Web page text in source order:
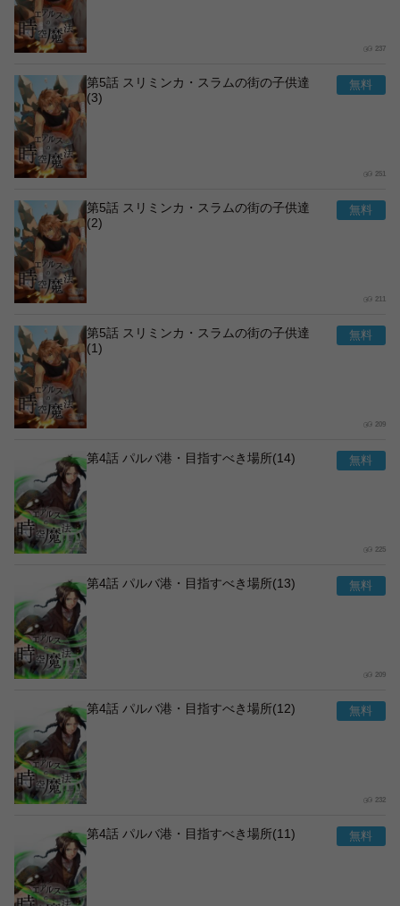
237
第5話 スリミンカ・スラムの街の子供達
(3)
251
第5話 スリミンカ・スラムの街の子供達
(2)
211
第5話 スリミンカ・スラムの街の子供達
(1)
209
第4話 パルバ港・目指すべき場所(14)
225
第4話 パルバ港・目指すべき場所(13)
209
第4話 パルバ港・目指すべき場所(12)
232
第4話 パルバ港・目指すべき場所(11)